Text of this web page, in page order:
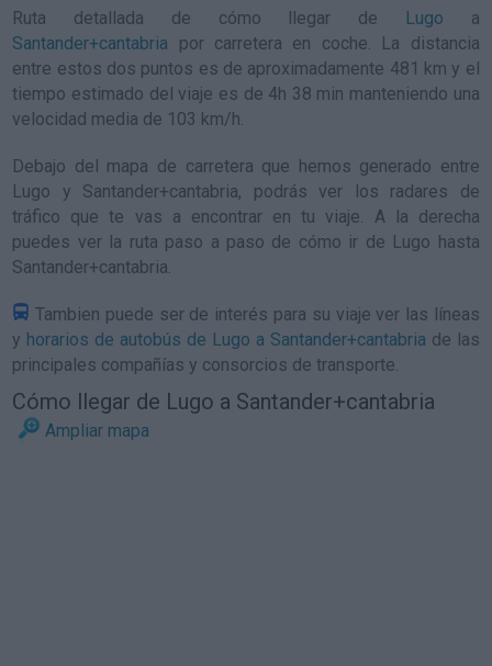
Ruta detallada de cómo llegar de Lugo a
Santander+cantabria por carretera en coche. La distancia
entre estos dos puntos es de aproximadamente 481 km y el
tiempo estimado del viaje es de 4h 38 min manteniendo una
velocidad media de 103 km/h.
Debajo del mapa de carretera que hemos generado entre
Lugo y Santander+cantabria, podrás ver los radares de
tráfico que te vas a encontrar en tu viaje. A la derecha
puedes ver la ruta paso a paso de cómo ir de Lugo hasta
Santander+cantabria.
Tambien puede ser de interés para su viaje ver las líneas
y horarios de autobús de Lugo a Santander+cantabria de las
principales compañías y consorcios de transporte.
Cómo llegar de Lugo a Santander+cantabria
Ampliar mapa